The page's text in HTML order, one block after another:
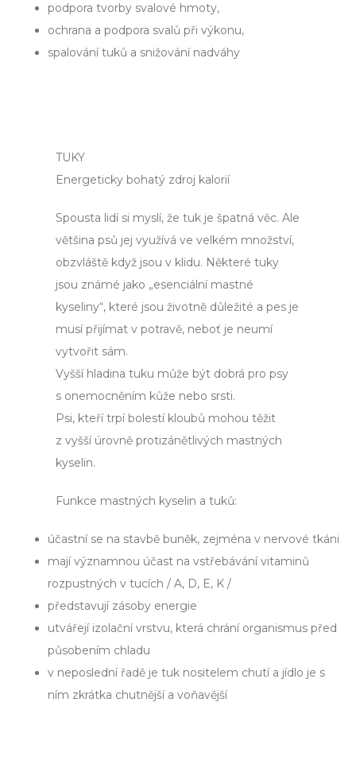
podpora tvorby svalové hmoty,
ochrana a podpora svalů při výkonu,
spalování tuků a snižování nadváhy
TUKY
Energeticky bohatý zdroj kalorií
Spousta lidí si myslí, že tuk je špatná věc. Ale
většina psů jej využívá ve velkém množství,
obzvláště když jsou v klidu. Některé tuky
jsou známé jako „esenciální mastné
kyseliny“, které jsou životně důležité a pes je
musí přijímat v potravě, neboť je neumí
vytvořit sám.
Vyšší hladina tuku může být dobrá pro psy
s onemocněním kůže nebo srsti.
Psi, kteří trpí bolestí kloubů mohou těžit
z vyšší úrovně protizánětlivých mastných
kyselin.
Funkce mastných kyselin a tuků:
účastní se na stavbě buněk, zejména v nervové tkáni
mají významnou účast na vstřebávání vitaminů
rozpustných v tucích / A, D, E, K /
představují zásoby energie
utvářejí izolační vrstvu, která chrání organismus před
působením chladu
v neposlední řadě je tuk nositelem chutí a jídlo je s
ním zkrátka chutnější a voňavější